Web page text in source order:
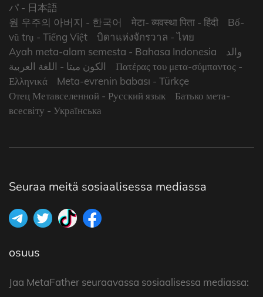
パ - 日本語
원 우주의 아버지 - 한국어 मेटा- व्यवस्था पिता - हिंदी
Bố-
vũ trụ - Tiếng Việt บิดาแห่งจักรวาล - ไทย
Ayah meta-alam semesta - Bahasa Indonesia
والد
الكون ميتا - اللغة العربية Πατέρας του μετα-σύμπαντος -
Ελληνικά
Meta-evrenin babası - Türkçe
Отец Метавселенной - Русский язык
Батько мета-
всесвіту - Українська
Seuraa meitä sosiaalisessa mediassa
osuus
Jaa MetaFather seuraavassa sosiaalisessa mediassa: